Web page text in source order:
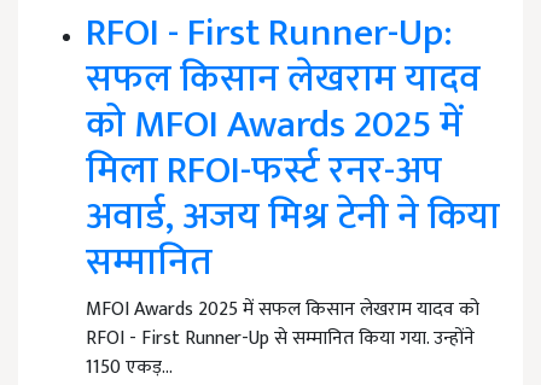
RFOI - First Runner-Up:
सफल किसान लेखराम यादव
को MFOI Awards 2025 में
मिला RFOI-फर्स्ट रनर-अप
अवार्ड, अजय मिश्र टेनी ने किया
सम्मानित
MFOI Awards 2025 में सफल किसान लेखराम यादव को
RFOI - First Runner-Up से सम्मानित किया गया. उन्होंने
1150 एकड़…